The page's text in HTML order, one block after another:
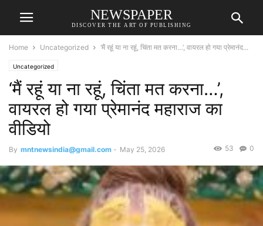
NEWSPAPER
DISCOVER THE ART OF PUBLISHING
Home Uncategorized ‘मैं रहूं या ना रहूं, चिंता मत करना…’, वायरल हो गया प्रेमानंद...
Uncategorized
‘मैं रहूं या ना रहूं, चिंता मत करना…’,
वायरल हो गया प्रेमानंद महाराज का
वीडियो
By mntnewsindia@gmail.com - May 25, 2026 0
53